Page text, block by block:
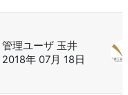
管理ユーザ 玉井
2018年 07月 18日